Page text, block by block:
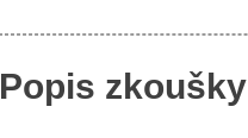
Popis zkoušky